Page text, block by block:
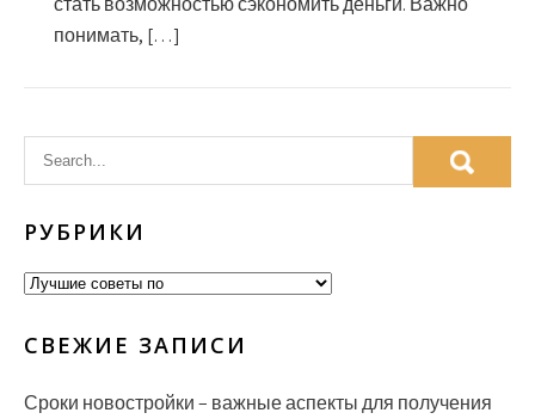
понимать, […]
РУБРИКИ
Рубрики
СВЕЖИЕ ЗАПИСИ
Сроки новостройки – важные аспекты для получения